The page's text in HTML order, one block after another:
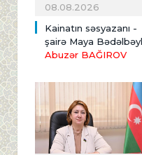
08.08.2026
Kainatın səsyazanı -
şairə Maya
Abuzər BAĞIROV